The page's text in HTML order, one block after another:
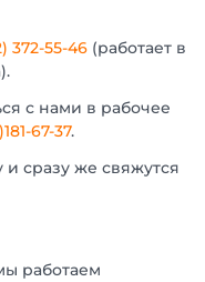
372-55-46 (работает в
с нами в рабочее
67-37.
сразу же свяжутся
работаем